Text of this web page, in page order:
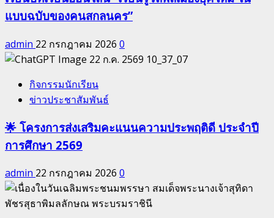
แบบฉบับของคนสกลนคร”
admin 22 กรกฎาคม 2026 0
กิจกรรมนักเรียน
ข่าวประชาสัมพันธ์
🌟 โครงการส่งเสริมคะแนนความประพฤติดี ประจำปี
การศึกษา 2569
admin 22 กรกฎาคม 2026 0